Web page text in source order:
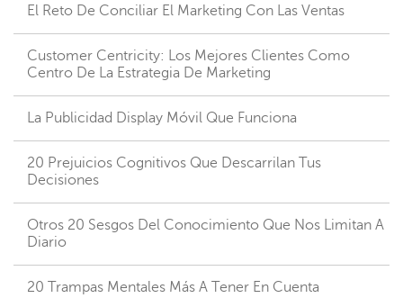
El Reto De Conciliar El Marketing Con Las Ventas
Customer Centricity: Los Mejores Clientes Como
Centro De La Estrategia De Marketing
La Publicidad Display Móvil Que Funciona
20 Prejuicios Cognitivos Que Descarrilan Tus
Decisiones
Otros 20 Sesgos Del Conocimiento Que Nos Limitan A
Diario
20 Trampas Mentales Más A Tener En Cuenta